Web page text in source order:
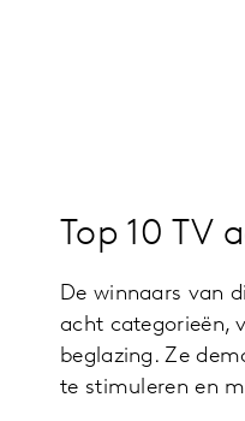
Top 10 TV
De winnaars van
acht categorieën,
beglazing. Ze
te stimuleren en